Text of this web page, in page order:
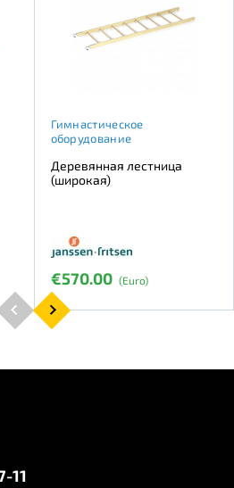
Гимнастическое
оборудование
Деревянная лестница
(широкая)
€570.00 (Euro)
11